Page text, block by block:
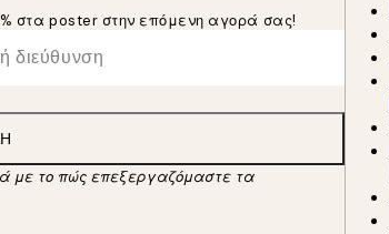
στα poster στην επόμενη αγορά σας!
με το πώς επεξεργαζόμαστε τα